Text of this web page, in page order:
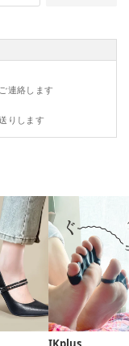
連絡します
りします